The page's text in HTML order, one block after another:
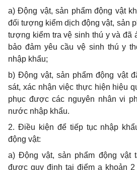
a) Động vật, sản phẩm động vật
đối tượng kiểm dịch động vật, sản
tượng kiểm tra vệ sinh thú y và đã
bảo đảm yêu cầu vệ sinh thú y
nhập khẩu;
b) Động vật, sản phẩm động vật
sát, xác nhận việc thực hiện hiệu
phục được các nguyên nhân vi
nước nhập khẩu.
2. Điều kiện để tiếp tục nhập
động vật:
a) Động vật, sản phẩm động vật
được quy định tại điểm a khoản